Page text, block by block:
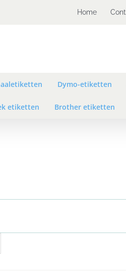
Home
Dymo-etiketten
etiketten Brother etiketten